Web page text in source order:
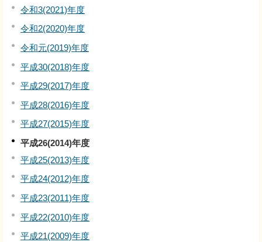
令和3(2021)年度
令和2(2020)年度
令和元(2019)年度
平成30(2018)年度
平成29(2017)年度
平成28(2016)年度
平成27(2015)年度
平成26(2014)年度
平成25(2013)年度
平成24(2012)年度
平成23(2011)年度
平成22(2010)年度
平成21(2009)年度